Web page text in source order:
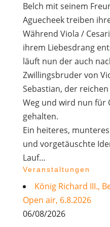
Belch mit seinem
Aguecheek treiben
Während Viola /
ihrem Liebesdrang
läuft nun der auch
Zwillingsbruder von
Sebastian, der
Weg und wird nun für
gehalten.
Ein heiteres,
und vorgetäuschte
Lauf…
Veranstaltungen
König Richard III.,
Open air, 6.8.2026
06/08/2026